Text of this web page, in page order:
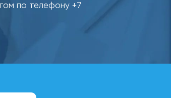
по телефону +7